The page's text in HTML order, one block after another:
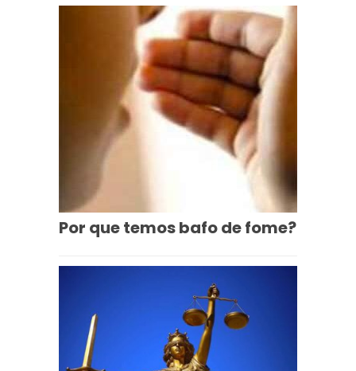
Por que temos bafo de fome?